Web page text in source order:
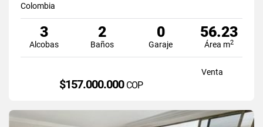
Colombia
3
Alcobas
2
Baños
0
Garaje
56.23
Área m2
Venta
$157.000.000 COP